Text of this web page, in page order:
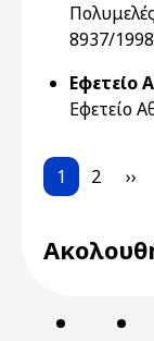
8937/1998
Εφετείο
Εφετείο
Pagination
Current
1 Page
2 ››